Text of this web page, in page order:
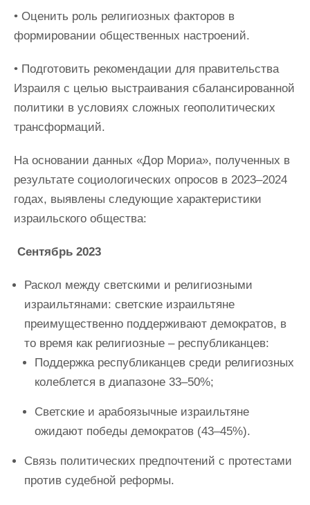
• Оценить роль религиозных факторов в
формировании общественных настроений.
• Подготовить рекомендации для правительства
Израиля с целью выстраивания сбалансированной
политики в условиях сложных геополитических
трансформаций.
На основании данных «Дор Мориа», полученных в
результате социологических опросов в 2023–2024
годах, выявлены следующие характеристики
израильского общества:
Сентябрь 2023
Раскол между светскими и религиозными
израильтянами: светские израильтяне
преимущественно поддерживают демократов, в
то время как религиозные – республиканцев:
Поддержка республиканцев среди религиозных
колеблется в диапазоне 33–50%;
Светские и арабоязычные израильтяне
ожидают победы демократов (43–45%).
Связь политических предпочтений с протестами
против судебной реформы.